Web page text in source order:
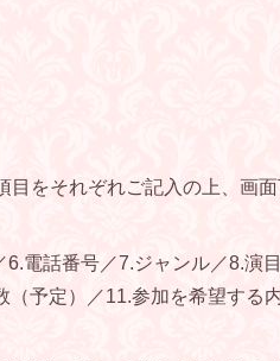
をそれぞれご記入の上、画
電話番号／7.ジャンル／8.演
予定）／11.参加を希望する